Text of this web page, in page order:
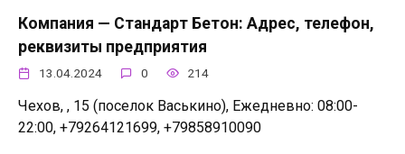
Компания — Стандарт Бетон: Адрес, телефон,
реквизиты предприятия
13.04.2024 0 214
Чехов, , 15 (поселок Васькино), Ежедневно: 08:00-
22:00, +79264121699, +79858910090